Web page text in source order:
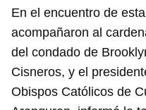
En el encuentro de
acompañaron al
del condado de
Cisneros, y el
Obispos Católicos de